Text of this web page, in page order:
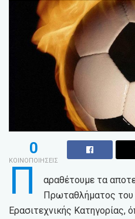
0
ΚΟΙΝΟΠΟΙΗΣΕΙΣ
Π
αραθέτουμε τα
Πρωταθλήματος του
Ερασιτεχνικής Κατηγορίας,